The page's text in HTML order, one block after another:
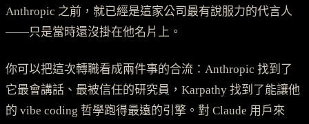
Anthropic 之前，就已經是這家公司最有說服力的代言人
——只是當時還沒掛在他名片上。
你可以把這次轉職看成兩件事的合流：Anthropic 找到了
它最會講話、最被信任的研究員，Karpathy 找到了能讓他
的 vibe coding 哲學跑得最遠的引擎。對 Claude 用戶來